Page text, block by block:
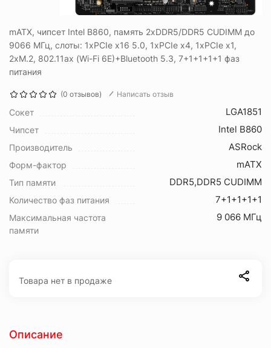
mATX, чипсет Intel B860, память 2xDDR5/DDR5 CUDIMM до
9066 МГц, слоты: 1xPCIe x16 5.0, 1xPCIe x4, 1xPCIe x1,
2xM.2, 802.11ax (Wi-Fi 6E)+Bluetooth 5.3, 7+1+1+1+1 фаз
питания
(0 отзывов) Написать отзыв
Сокет LGA1851
Чипсет Intel B860
Производитель ASRock
Форм-фактор mATX
Тип памяти DDR5,DDR5 CUDIMM
Количество фаз питания 7+1+1+1+1
Максимальная частота
памяти
9 066 МГц
Товара нет в продаже
Описание